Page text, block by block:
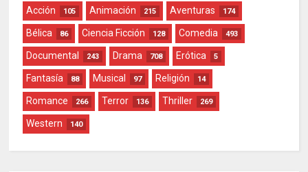
Acción 105 Animación 215 Aventuras 174
Bélica 86 Ciencia Ficción 128 Comedia 493
Documental 243 Drama 708 Erótica 5
Fantasía 88 Musical 97 Religión 14
Romance 266 Terror 136 Thriller 269
Western 140